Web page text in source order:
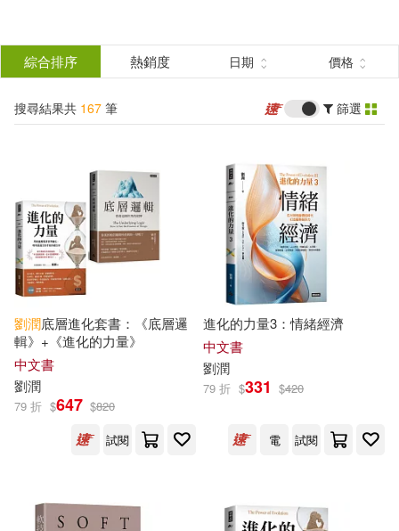
結
選
分類 (單選)
所有商品(167) 圖書(148)
電子書(17)
有聲書(1) 展開
作者 (可複選)
劉潤(53) 劉潤澤(11)
劉潤和(3)
劉潤民(3) 劉小米(2)
劉擎(2) 劉潤和、高添強(2)
展開
出版社 (可複選)
綜合排序 熱銷度 日期 價格
搜尋結果共 167 筆 篩選
劉潤底層進化套書：《底層邏
輯》+《進化的力量》
中文書
劉潤
79 折 $647 $820
試閱
進化的力量3：情緒經濟
中文書
劉潤
79 折 $331 $420
電 試閱